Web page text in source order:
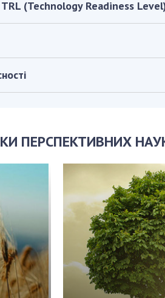
TRL (Technology Readiness
ПЕРСПЕКТИВНИХ